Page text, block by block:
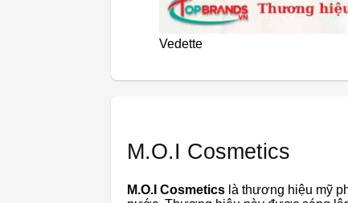
Vedette
M.O.I Cosmetics
M.O.I Cosmetics là thương hiệu mỹ